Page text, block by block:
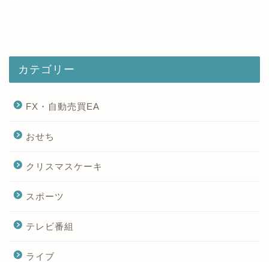
カテゴリー
FX・自動売買EA
おせち
クリスマスケーキ
スポーツ
テレビ番組
ライブ